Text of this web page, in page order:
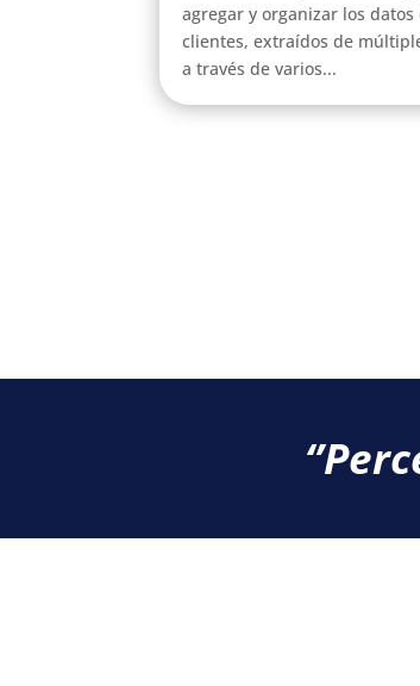
agregar y organizar los datos
clientes, extraídos de
a través de varios...